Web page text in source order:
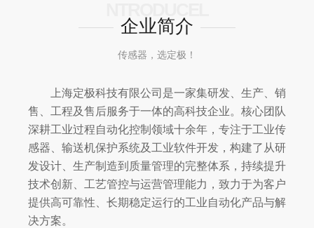
企业简介
传感器，选定极！
上海定极科技有限公司是一家集研发、生产、销
售、工程及售后服务于一体的高科技企业。核心团队
深耕工业过程自动化控制领域十余年，专注于工业传
感器、输送机保护系统及工业软件开发，构建了从研
发设计、生产制造到质量管理的完整体系，持续提升
技术创新、工艺管控与运营管理能力，致力于为客户
提供高可靠性、长期稳定运行的工业自动化产品与解
决方案。